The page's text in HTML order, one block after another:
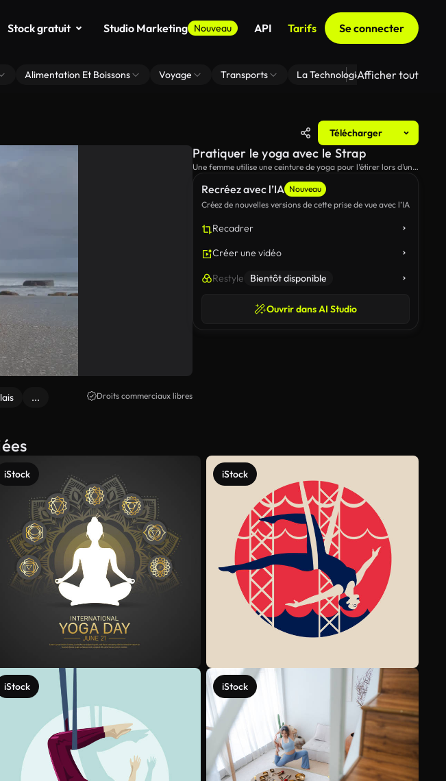
Stock gratuit Studio Marketing Nouveau API Tarifs Se connecter
Alimentation Et Boissons Voyage Transports La Technologie Zoom En
Afficher tout
Télécharger
... Droits commerciaux libres
Recréez avec l’IA Nouveau
Créez de nouvelles versions de cette prise de vue avec l’IA
Recadrer
Créer une vidéo
Restyle Bientôt disponible
Ouvrir dans AI Studio
Pratiquer le yoga avec le Strap
Une femme utilise une ceinture de yoga pour l’étirer lors d’une
iStock
iStock
iStock
iStock